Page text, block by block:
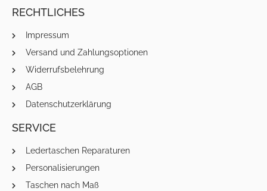
RECHTLICHES
Impressum
Versand und Zahlungsoptionen
Widerrufsbelehrung
AGB
Datenschutzerklärung
SERVICE
Ledertaschen Reparaturen
Personalisierungen
Taschen nach Maß